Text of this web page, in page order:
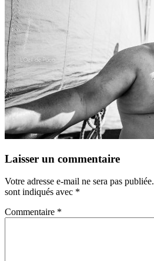
Laisser un commentaire
Votre adresse e-mail ne sera pas publiée.
sont indiqués avec *
Commentaire *